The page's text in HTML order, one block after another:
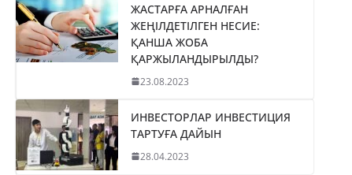
ЖАСТАРҒА АРНАЛҒАН
ЖЕҢІЛДЕТІЛГЕН НЕСИЕ:
ҚАНША ЖОБА
ҚАРЖЫЛАНДЫРЫЛДЫ?
23.08.2023
ИНВЕСТОРЛАР ИНВЕСТИЦИЯ
ТАРТУҒА ДАЙЫН
28.04.2023